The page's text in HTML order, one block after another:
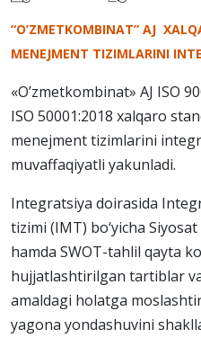
“O’ZMETKOMBINAT” AJ
MENEJMENT TIZIMLARINI
«O’zmetkombinat» AJ ISO
ISO 50001:2018 xalqaro
menejment tizimlarini
muvaffaqiyatli yakunladi.
Integratsiya doirasida
tizimi (IMT) bo‘yicha
hamda SWOT-tahlil qayta
hujjatlashtirilgan tartiblar
amaldagi holatga
yagona yondashuvini